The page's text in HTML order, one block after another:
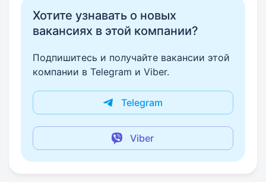
Хотите узнавать о новых
вакансиях в этой компании?
Подпишитесь и получайте вакансии этой
компании в Telegram и Viber.
Telegram
Viber